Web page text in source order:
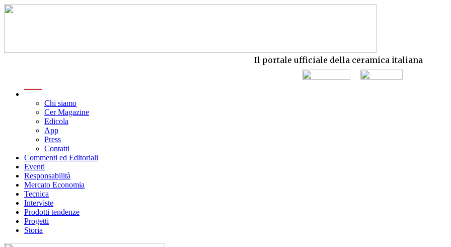
Il portale ufficiale della ceramica italiana
Chi siamo
Cer Magazine
Edicola
App
Press
Contatti
Commenti ed Editoriali
Eventi
Responsabilità
Mercato Economia
Tecnica
Interviste
Prodotti tendenze
Progetti
Storia